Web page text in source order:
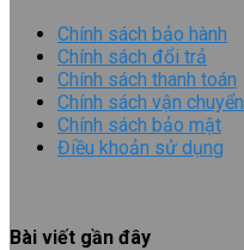
Chính sách bảo hành
Chính sách đổi trả
Chính sách thanh toán
Chính sách vận chuyển
Chính sách bảo mật
Điều khoản sử dụng
Bài viết gần đây